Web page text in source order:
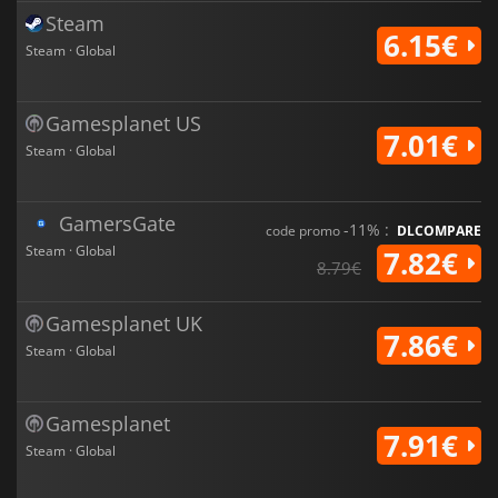
Steam
Steam · Global 6.15€
Gamesplanet US
Steam · Global 7.01€
GamersGate
Steam · Global
code promo-11% : DLCOMPARE
8.79€ 7.82€
Gamesplanet UK
Steam · Global 7.86€
Gamesplanet
Steam · Global 7.91€